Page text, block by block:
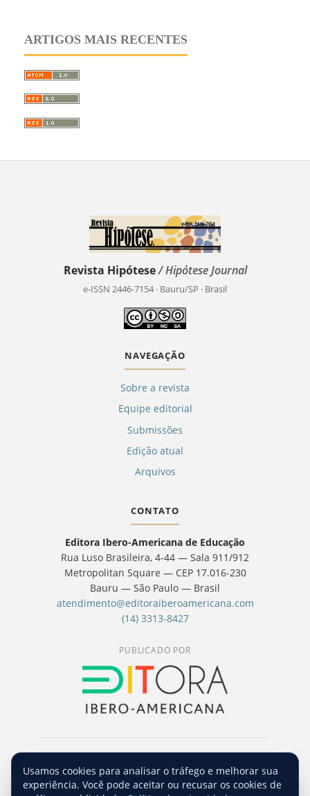
ARTIGOS MAIS RECENTES
Revista Hipótese/ Hipótese Journal
e-ISSN 2446-7154 · Bauru/SP · Brasil
NAVEGAÇÃO
Sobre a revista
Equipe editorial
Submissões
Edição atual
Arquivos
CONTATO
Editora Ibero-Americana de Educação
Rua Luso Brasileira, 4-44 — Sala 911/912
Metropolitan Square — CEP 17.016-230
Bauru — São Paulo — Brasil
atendimento@editoraiberoamericana.com
(14) 3313-8427
PUBLICADO POR
© 2026 Revista Hipótese — Editora Ibero-
Americana de Educação. Conteúdo licenciado
sobCC BY-NC-SA 4.0.
Usamos cookies para analisar o tráfego e melhorar sua
experiência. Você pode aceitar ou recusar os cookies de